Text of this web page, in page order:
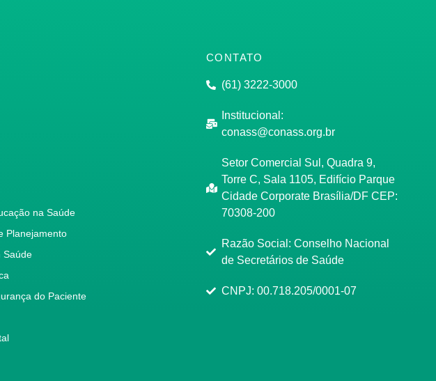
na Saúde
Planejamento
Saúde
do Paciente
CONTATO
(61) 3222-3000
Institucional:
conass@conass.org.br
Setor Comercial Sul, Quadra 9,
Torre C, Sala 1105, Edifício Parque
Cidade Corporate Brasília/DF CEP:
70308-200
Razão Social: Conselho Nacional
de Secretários de Saúde
CNPJ: 00.718.205/0001-07